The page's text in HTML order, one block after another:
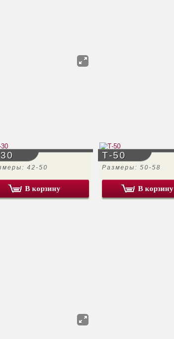
42-50
В корзину
Т-50
Размеры: 50-58
В корзину